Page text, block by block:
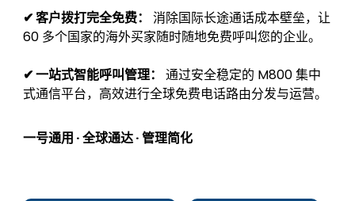
✔ 客户拨打完全免费：
消除国际长途通话成本壁垒，让
60 多个国家的海外买家随时随地免费呼叫您的企业。
✔ 一站式智能呼叫管理：
通过安全稳定的 M800 集中
式通信平台，高效进行全球免费电话路由分发与运营。
一号通用 · 全球通达 · 管理简化